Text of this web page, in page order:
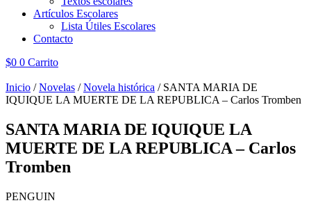
Artículos Escolares
Lista Útiles Escolares
Contacto
$0 0 Carrito
Inicio /Novelas /Novela histórica / SANTA MARIA DE
IQUIQUE LA MUERTE DE LA REPUBLICA – Carlos Tromben
SANTA MARIA DE IQUIQUE LA
MUERTE DE LA REPUBLICA – Carlos
Tromben
PENGUIN